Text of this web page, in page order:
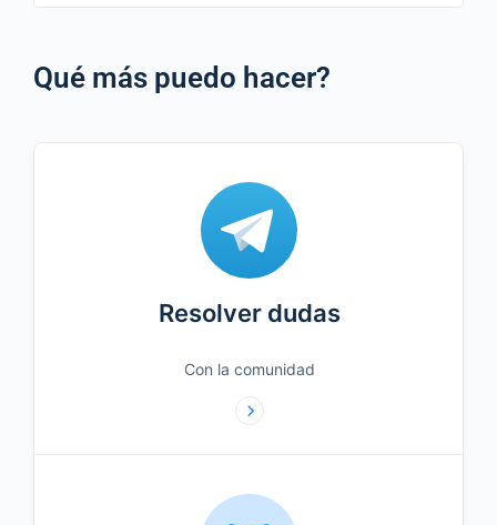
Qué más puedo hacer?
Resolver dudas
Con la comunidad